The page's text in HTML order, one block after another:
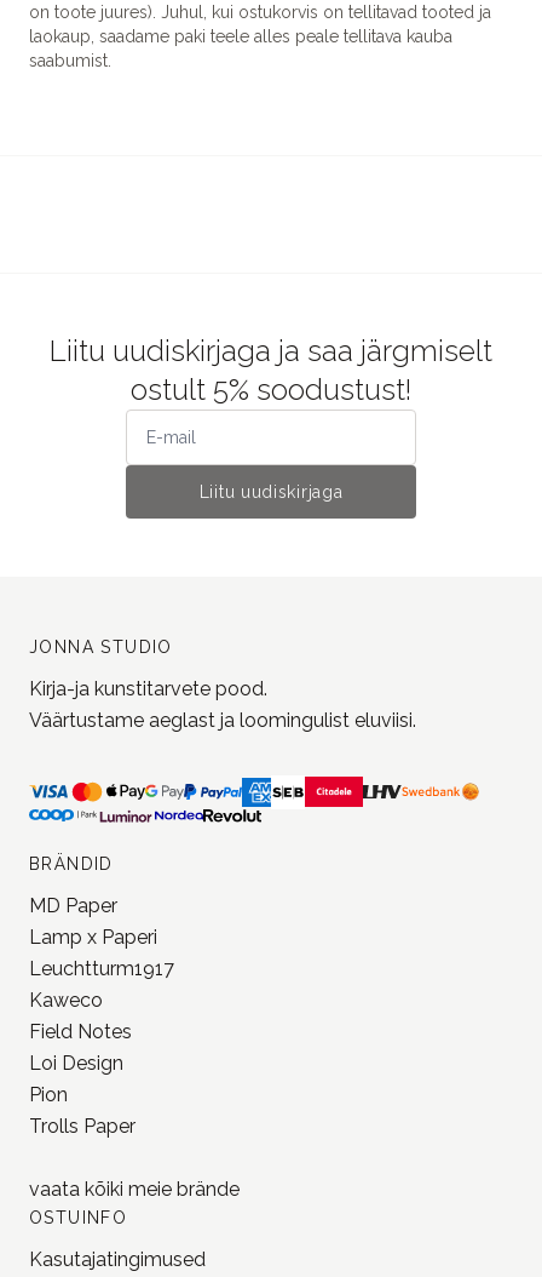
on toote juures). Juhul, kui ostukorvis on tellitavad tooted ja
laokaup, saadame paki teele alles peale tellitava kauba
saabumist.
Liitu uudiskirjaga ja saa järgmiselt
ostult 5% soodustust!
Liitu uudiskirjaga
JONNA STUDIO
Kirja-ja kunstitarvete pood.
Väärtustame aeglast ja loomingulist eluviisi.
BRÄNDID
MD Paper
Lamp x Paperi
Leuchtturm1917
Kaweco
Field Notes
Loi Design
Pion
Trolls Paper
vaata kõiki meie brände
OSTUINFO
Kasutajatingimused